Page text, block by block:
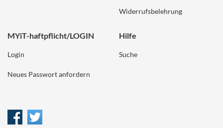
Widerrufsbelehrung
MYiT-haftpflicht/LOGIN
Login
Neues Passwort anfordern
Hilfe
Suche